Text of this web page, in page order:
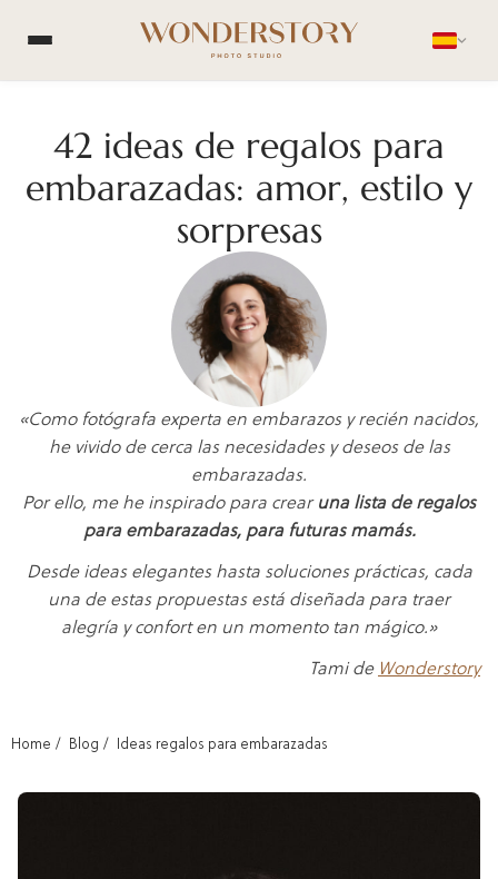
42 ideas de regalos para
embarazadas: amor, estilo y
sorpresas
«Como fotógrafa experta en embarazos y recién nacidos,
he vivido de cerca las necesidades y deseos de las
embarazadas.
Por ello, me he inspirado para crear una lista de regalos
para embarazadas, para futuras mamás.
Desde ideas elegantes hasta soluciones prácticas, cada
una de estas propuestas está diseñada para traer
alegría y confort en un momento tan mágico.»
Tami de Wonderstory
Home Blog Ideas regalos para embarazadas